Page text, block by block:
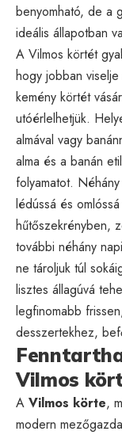
benyomható, de a
ideális állapotban
A Vilmos körtét
hogy jobban
kemény körtét
utóérlelhetjük.
almával vagy
alma és a banán
folyamatot.
lédússá és
hűtőszekrényben,
további néhány
ne tároljuk túl
lisztes állagúvá
legfinomabb
desszertekhez,
Vilmos
A Vilmos körte,
modern